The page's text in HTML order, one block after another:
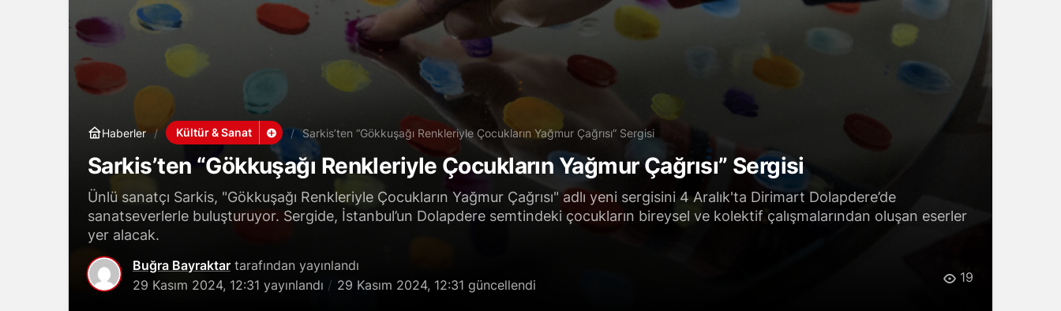
Haberler Kültür & Sanat Sarkis’ten “Gökkuşağı Renkleriyle Çocukların Yağmur Çağrısı” Sergisi
Sarkis’ten “Gökkuşağı Renkleriyle Çocukların Yağmur Çağrısı” Sergisi
Ünlü sanatçı Sarkis, "Gökkuşağı Renkleriyle Çocukların Yağmur Çağrısı" adlı yeni sergisini 4 Aralık'ta Dirimart Dolapdere’de
sanatseverlerle buluşturuyor. Sergide, İstanbul’un Dolapdere semtindeki çocukların bireysel ve kolektif çalışmalarından oluşan eserler
yer alacak.
Buğra Bayraktar tarafından yayınlandı
29 Kasım 2024, 12:31 yayınlandı 29 Kasım 2024, 12:31 güncellendi 19